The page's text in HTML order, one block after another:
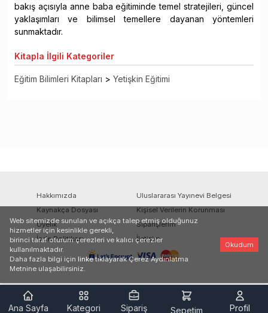
bakış açısıyla anne baba eğitiminde temel stratejileri, güncel
yaklaşımları ve bilimsel temellere dayanan yöntemleri
sunmaktadır.
Kitapla İlgili Kategoriler
Eğitim Bilimleri Kitapları > Yetişkin Eğitimi
Hakkımızda
Uluslararası Yayınevi Belgesi
Kaynakça Dosyası
Kişisel Verilerin Korunması
Üyelik
Siparişlerim
İade Politikası
İletişim
Ana Sayfa Kategori Sipariş Sepetim Profil
Web sitemizde sunulan ve açıkça talep etmiş olduğunuz
hizmetler için kesinlikle gerekli,
birinci taraf oturum çerezleri ve kalıcı çerezler
kullanılmaktadır.
Daha fazla bilgi için linke tıklayarak Çerez Aydınlatma
Metnine ulaşabilirsiniz.
Okudum